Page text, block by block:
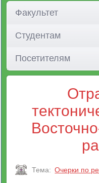
Факультет
Студентам
Посетителям
Тема: Очерки по